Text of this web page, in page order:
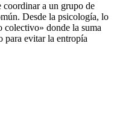
coordinar a un grupo de
Desde la psicología, lo
colectivo» donde la suma
para evitar la entropía